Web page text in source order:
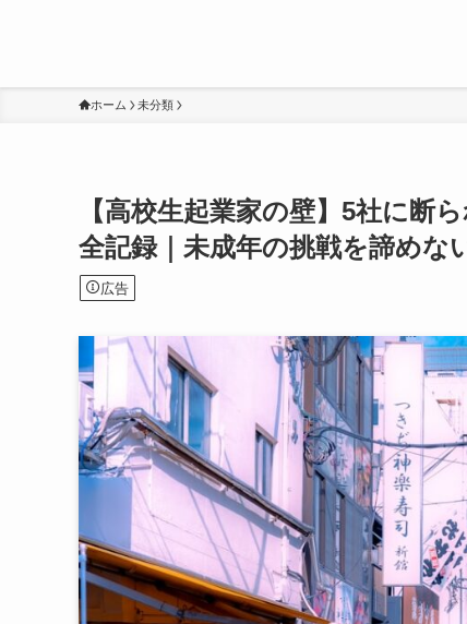
ホーム 未分類
【高校生起業家の壁】5社に断
全記録｜未成年の挑戦を諦めな
広告